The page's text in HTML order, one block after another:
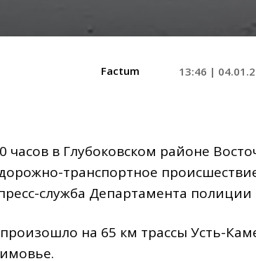
Factum 13:46 |
часов в Глубоковском районе
транспортное
служба Департамента
на 65 км трассы Усть-